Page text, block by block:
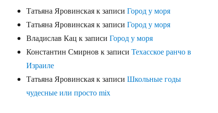
Татьяна Яровинскаяк записиГород у моря
Татьяна Яровинскаяк записиГород у моря
Владислав Кац к записиГород у моря
Константин Смирнов к записиТехасское ранчо в
Израиле
Татьяна Яровинскаяк записиШкольные годы
чудесные или просто mix